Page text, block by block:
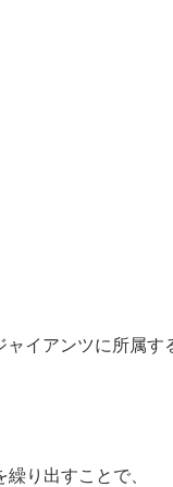
ャイアンツに所属す
繰り出すことで、